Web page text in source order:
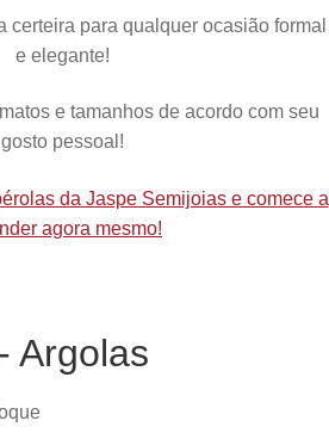
certeira para qualquer ocasião formal
e elegante!
e tamanhos de acordo com seu
gosto pessoal!
da Jaspe Semijoias e comece a
agora mesmo!
Argolas